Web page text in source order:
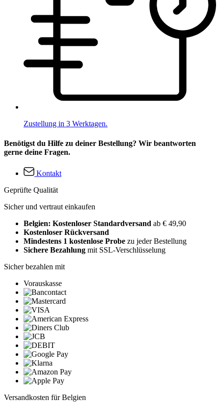
Zustellung in 3 Werktagen.
Benötigst du Hilfe zu deiner Bestellung? Wir beantworten
gerne deine Fragen.
Kontakt
Geprüfte Qualität
Sicher und vertraut einkaufen
Belgien: Kostenloser Standardversand ab € 49,90
Kostenloser Rückversand
Mindestens 1 kostenlose Probe zu jeder Bestellung
Sichere Bezahlung mit SSL-Verschlüsselung
Sicher bezahlen mit
Vorauskasse
Versandkosten für Belgien